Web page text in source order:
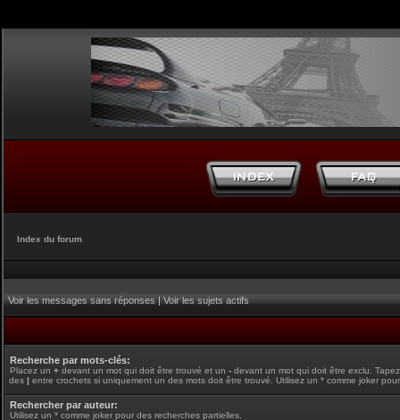
Index du forum
Voir les messages sans réponses|Voir les sujets actifs
Recherche par mots-clés:
Placez un + devant un mot qui doit être trouvé et un - devant un mot qui doit être exclu.
des | entre crochets si uniquement un des mots doit être trouvé. Utilisez un * comme joker
Rechercher par auteur:
Utilisez un * comme joker pour des recherches partielles.